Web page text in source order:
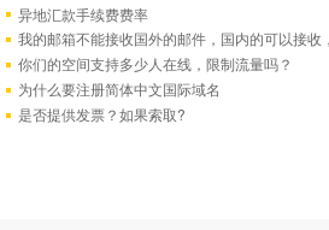
异地汇款手续费费率
我的邮箱不能接收国外的邮件，国内的可以接收
你们的空间支持多少人在线，限制流量吗？
为什么要注册简体中文国际域名
是否提供发票？如果索取?